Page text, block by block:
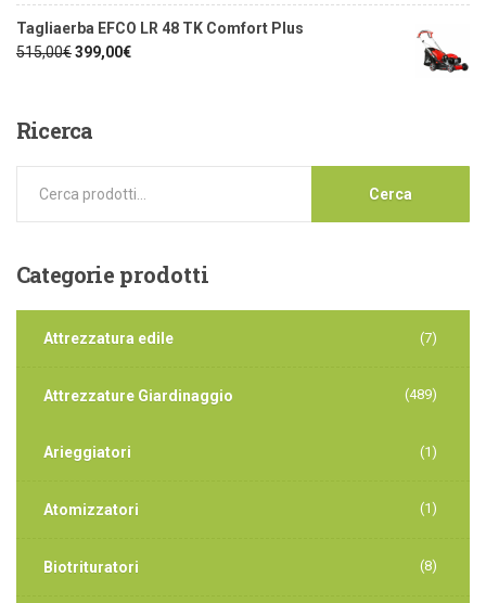
Tagliaerba EFCO LR 48 TK Comfort Plus
515,00€399,00€
Ricerca
Cerca
Categorieprodotti
Attrezzatura edile (7)
Attrezzature Giardinaggio (489)
Arieggiatori (1)
Atomizzatori (1)
Biotrituratori (8)